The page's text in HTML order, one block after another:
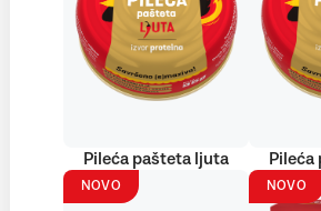
Pileća pašteta ljuta Pileća
NOVO NOVO